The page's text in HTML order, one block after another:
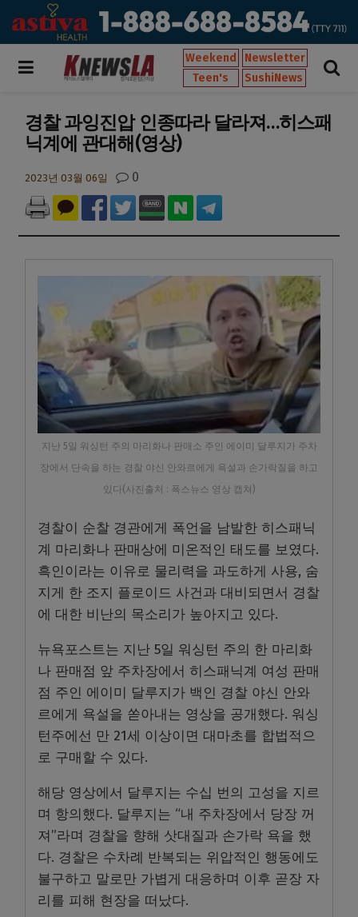
Weekend
Newsletter
Teen's
SushiNews
경찰 과잉진압 인종따라 달라져…히스패
닉계에 관대해(영상)
2023년 03월 06일 0
지난 5일 워싱턴 주의 마리화나 판매소 주인 에이미 달루지가 주차
장에서 단속을 하는 경찰 야신 안와르에게 욕설과 손가락질을 하고
있다(사진출처 : 폭스뉴스 영상 캡쳐)
경찰이 순찰 경관에게 폭언을 남발한 히스패닉
계 마리화나 판매상에 미온적인 태도를 보였다.
흑인이라는 이유로 물리력을 과도하게 사용, 숨
지게 한 조지 플로이드 사건과 대비되면서 경찰
에 대한 비난의 목소리가 높아지고 있다.
뉴욕포스트는 지난 5일 워싱턴 주의 한 마리화
나 판매점 앞 주차장에서 히스패닉계 여성 판매
점 주인 에이미 달루지가 백인 경찰 야신 안와
르에게 욕설을 쏟아내는 영상을 공개했다. 워싱
턴주에선 만 21세 이상이면 대마초를 합법적으
로 구매할 수 있다.
해당 영상에서 달루지는 수십 번의 고성을 지르
며 항의했다. 달루지는 “내 주차장에서 당장 꺼
져”라며 경찰을 향해 삿대질과 손가락 욕을 했
다. 경찰은 수차례 반복되는 위압적인 행동에도
불구하고 말로만 가볍게 대응하며 이후 곧장 자
리를 피해 현장을 떠났다.